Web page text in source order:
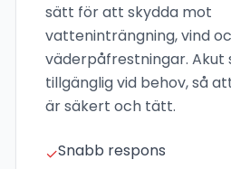
sätt för att skydda mot
vatteninträngning, vind
väderpåfrestningar. Akut
tillgänglig vid behov, så
är säkert och tätt.
✓Snabb respons